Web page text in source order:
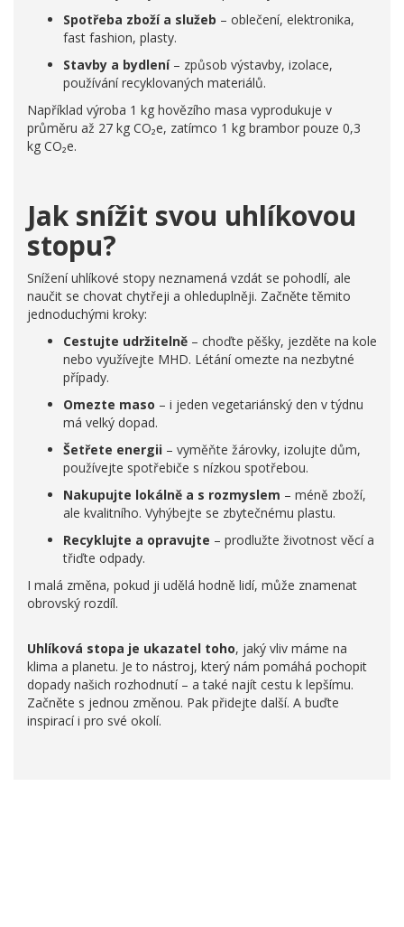
Spotřeba zboží a služeb – oblečení, elektronika,
fast fashion, plasty.
Stavby a bydlení– způsob výstavby, izolace,
používání recyklovaných materiálů.
Například výroba 1 kg hovězího masa vyprodukuje v
průměru až 27 kg CO₂e, zatímco 1 kg brambor pouze 0,3
kg CO₂e.
Jak snížit svou uhlíkovou
stopu?
Snížení uhlíkové stopy neznamená vzdát se pohodlí, ale
naučit se chovat chytřeji a ohleduplněji. Začněte těmito
jednoduchými kroky:
Cestujte udržitelně – choďte pěšky, jezděte na kole
nebo využívejte MHD. Létání omezte na nezbytné
případy.
Omezte maso – i jeden vegetariánský den v týdnu
má velký dopad.
Šetřete energii – vyměňte žárovky, izolujte dům,
používejte spotřebiče s nízkou spotřebou.
Nakupujte lokálně a s rozmyslem – méně zboží,
ale kvalitního. Vyhýbejte se zbytečnému plastu.
Recyklujte a opravujte – prodlužte životnost věcí a
třiďte odpady.
I malá změna, pokud ji udělá hodně lidí, může znamenat
obrovský rozdíl.
Uhlíková stopa je ukazatel toho, jaký vliv máme na
klima a planetu. Je to nástroj, který nám pomáhá pochopit
dopady našich rozhodnutí – a také najít cestu k lepšímu.
Začněte s jednou změnou. Pak přidejte další. A buďte
inspirací i pro své okolí.